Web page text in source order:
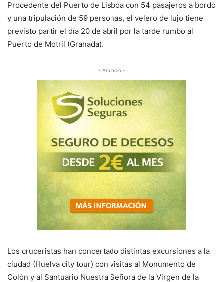
Procedente del Puerto de Lisboa con 54 pasajeros a bordo
y una tripulación de 59 personas, el velero de lujo tiene
previsto partir el día 20 de abril por la tarde rumbo al
Puerto de Motril (Granada).
- Anuncio -
Los cruceristas han concertado distintas excursiones a la
ciudad (Huelva city tour) con visitas al Monumento de
Colón y al Santuario Nuestra Señora de la Virgen de la